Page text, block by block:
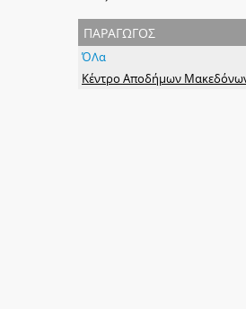
παραγωγός
ΌΛα